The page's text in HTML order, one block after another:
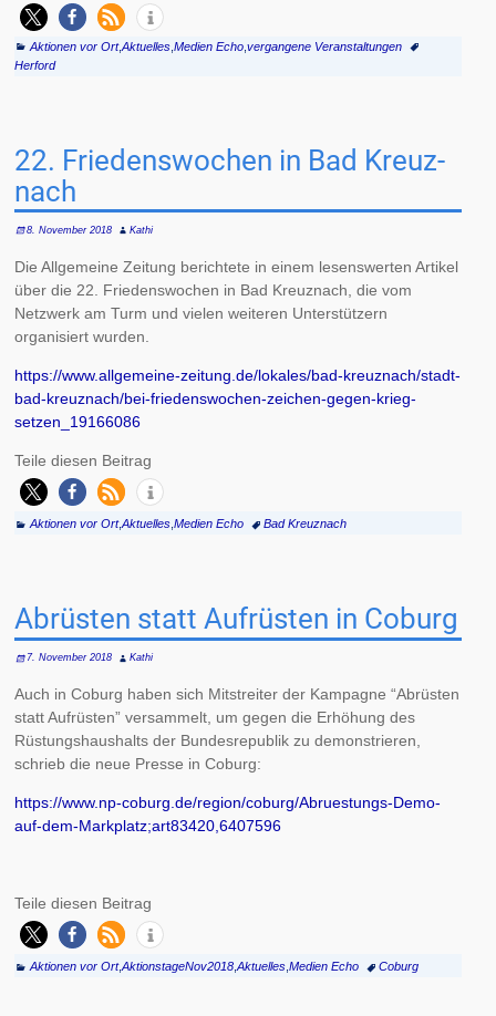
Aktionen vor Ort,Aktuelles, Medien Echo, vergangene Veranstaltungen
Herford
22. Frie­dens­woc­hen in Bad Kreuz­
nach
8. November 2018 Kathi
Die Allgemeine Zeitung berichtete in einem lesenswerten Artikel
über die 22. Friedenswochen in Bad Kreuznach, die vom
Netzwerk am Turm und vielen weiteren Unterstützern
organisiert wurden.
https://www.allgemeine-zeitung.de/lokales/bad-kreuznach/stadt-
bad-kreuznach/bei-friedenswochen-zeichen-gegen-krieg-
setzen_19166086
Teile diesen Beitrag
Aktionen vor Ort,Aktuelles, Medien Echo Bad Kreuznach
Abrüsten statt Aufrüsten in Coburg
7. November 2018 Kathi
Auch in Coburg haben sich Mitstreiter der Kampagne “Abrüsten
statt Aufrüsten” versammelt, um gegen die Erhöhung des
Rüstungshaushalts der Bundesrepublik zu demonstrieren,
schrieb die neue Presse in Coburg:
https://www.np-coburg.de/region/coburg/Abruestungs-Demo-
auf-dem-Markplatz;art83420,6407596
Teile diesen Beitrag
Aktionen vor Ort,AktionstageNov2018,Aktuelles,Medien Echo Coburg